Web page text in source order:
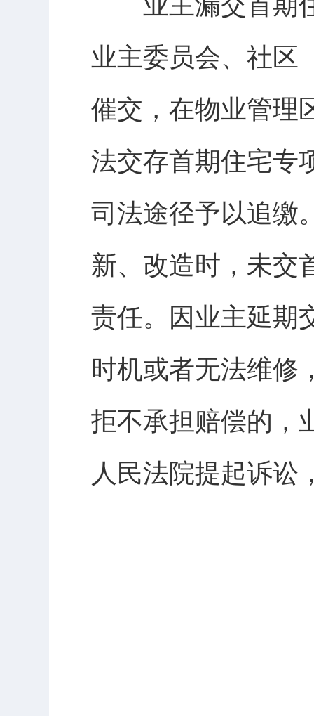
业主委员会、社区
催交，在物业管理
法交存首期住宅专
司法途径予以追缴
新、改造时，未交
责任。因业主延期
时机或者无法维修
拒不承担赔偿的，
人民法院提起诉讼